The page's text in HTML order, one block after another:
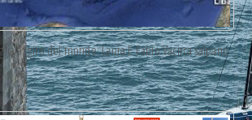
al giro del mondo: Laura E Fabio Vacirca salpano